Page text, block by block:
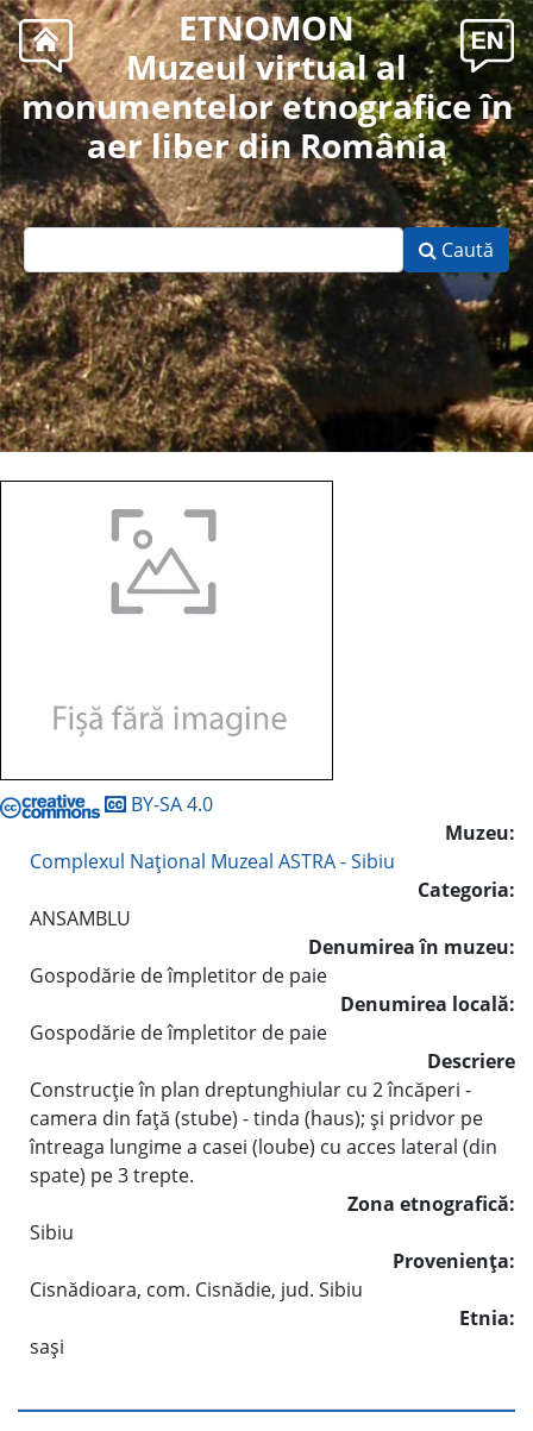
ETNOMON
Muzeul virtual al
monumentelor etnografice în
aer liber din România
Caută
BY-SA 4.0
Muzeu:
Complexul Naţional Muzeal ASTRA - Sibiu
Categoria:
ANSAMBLU
Denumirea în muzeu:
Gospodărie de împletitor de paie
Denumirea locală:
Gospodărie de împletitor de paie
Descriere
Construcţie în plan dreptunghiular cu 2 încăperi -
camera din faţă (stube) - tinda (haus); şi pridvor pe
întreaga lungime a casei (loube) cu acces lateral (din
spate) pe 3 trepte.
Zona etnografică:
Sibiu
Provenienţa:
Cisnădioara, com. Cisnădie, jud. Sibiu
Etnia:
saşi